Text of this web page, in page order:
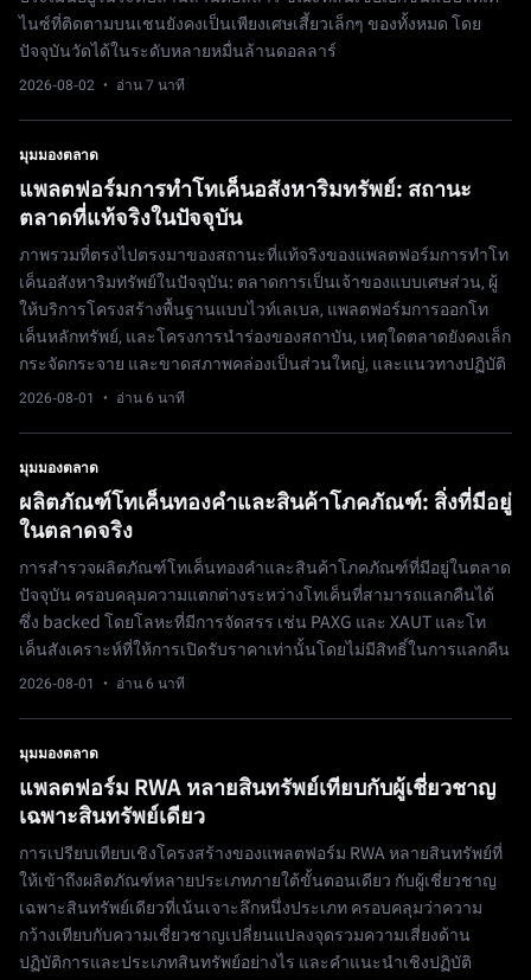
ไนซ์ที่ติดตามบนเชนยังคงเป็นเพียงเศษเสี้ยวเล็กๆ ของทั้งหมด โดย
ปัจจุบันวัดได้ในระดับหลายหมื่นล้านดอลลาร์
2026-08-02 · อ่าน 7 นาที
มุมมองตลาด
แพลตฟอร์มการทำโทเค็นอสังหาริมทรัพย์: สถานะ
ตลาดที่แท้จริงในปัจจุบัน
ภาพรวมที่ตรงไปตรงมาของสถานะที่แท้จริงของแพลตฟอร์มการทำโท
เค็นอสังหาริมทรัพย์ในปัจจุบัน: ตลาดการเป็นเจ้าของแบบเศษส่วน, ผู้
ให้บริการโครงสร้างพื้นฐานแบบไวท์เลเบล, แพลตฟอร์มการออกโท
เค็นหลักทรัพย์, และโครงการนำร่องของสถาบัน, เหตุใดตลาดยังคงเล็ก
กระจัดกระจาย และขาดสภาพคล่องเป็นส่วนใหญ่, และแนวทางปฏิบัติ
2026-08-01 · อ่าน 6 นาที
มุมมองตลาด
ผลิตภัณฑ์โทเค็นทองคำและสินค้าโภคภัณฑ์: สิ่งที่มีอยู่
ในตลาดจริง
การสำรวจผลิตภัณฑ์โทเค็นทองคำและสินค้าโภคภัณฑ์ที่มีอยู่ในตลาด
ปัจจุบัน ครอบคลุมความแตกต่างระหว่างโทเค็นที่สามารถแลกคืนได้
ซึ่ง backed โดยโลหะที่มีการจัดสรร เช่น PAXG และ XAUT และโท
เค็นสังเคราะห์ที่ให้การเปิดรับราคาเท่านั้นโดยไม่มีสิทธิ์ในการแลกคืน
2026-08-01 · อ่าน 6 นาที
มุมมองตลาด
แพลตฟอร์ม RWA หลายสินทรัพย์เทียบกับผู้เชี่ยวชาญ
เฉพาะสินทรัพย์เดียว
การเปรียบเทียบเชิงโครงสร้างของแพลตฟอร์ม RWA หลายสินทรัพย์ที่
ให้เข้าถึงผลิตภัณฑ์หลายประเภทภายใต้ขั้นตอนเดียว กับผู้เชี่ยวชาญ
เฉพาะสินทรัพย์เดียวที่เน้นเจาะลึกหนึ่งประเภท ครอบคลุมว่าความ
กว้างเทียบกับความเชี่ยวชาญเปลี่ยนแปลงจุดรวมความเสี่ยงด้าน
ปฏิบัติการและประเภทสินทรัพย์อย่างไร และคำแนะนำเชิงปฏิบัติ